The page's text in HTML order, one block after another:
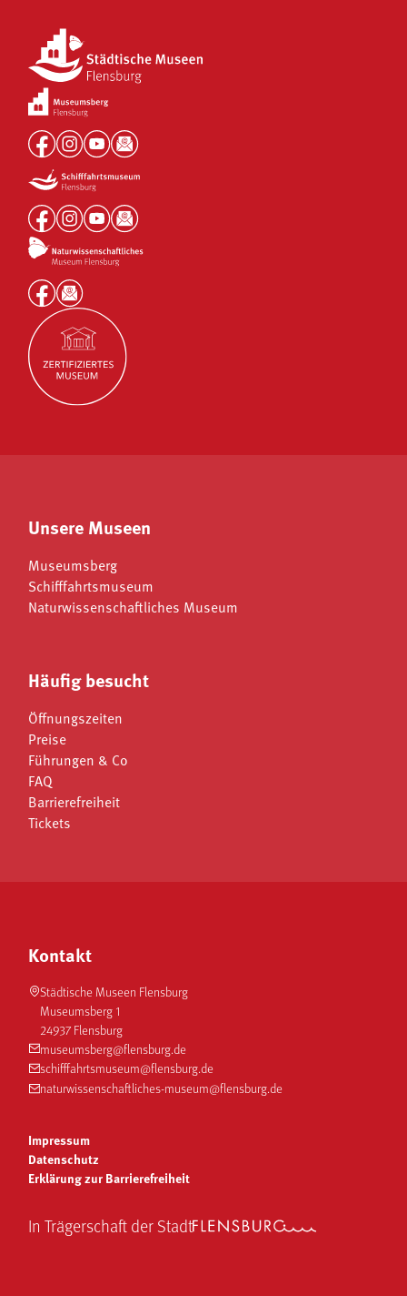
Unsere Museen
Museumsberg
Schifffahrtsmuseum
Naturwissenschaftliches Museum
Häufig besucht
Öffnungszeiten
Preise
Führungen & Co
FAQ
Barrierefreiheit
Tickets
Kontakt
Städtische Museen Flensburg
Museumsberg 1
24937 Flensburg
museumsberg@flensburg.de
schifffahrtsmuseum@flensburg.de
naturwissenschaftliches-museum@flensburg.de
In Trägerschaft der Stadt
Impressum
Datenschutz
Erklärung zur Barrierefreiheit